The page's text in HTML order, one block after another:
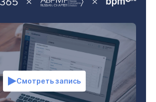
Смотреть запись